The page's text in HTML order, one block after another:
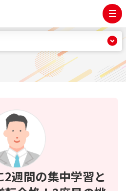
週間の集中学習と